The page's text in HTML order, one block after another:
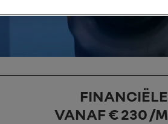
VANAF€ 230 /